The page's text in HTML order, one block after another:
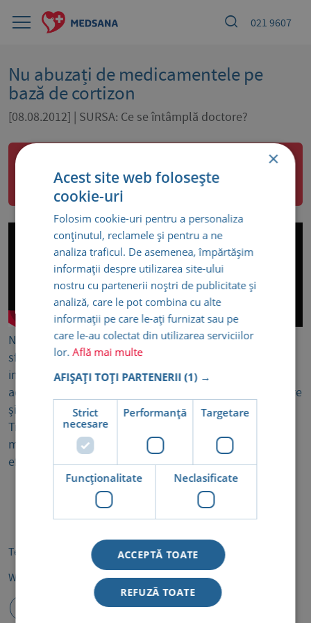
021 9607
Nu abuzați de medicamentele pe
bază de cortizon
[08.08.2012] | SURSA: Ce se întâmplă doctore?
Medicina de familie
Endocrinologie·Gastroenterologie·Obstetrica-
Ginecologie
Nu abuzați de medicamentele pe baza de cortizon va
sfătuiesc medicii, această pentru că scad drastic
imunitatea organismului. Dacă luați medicamente cu
acest conținut completați terapia cu imunostimulatoare
și o dietă echilibrată poate susține organismul.
Tratamentele cu conținut crescut de cortizon sunt cele
mai eficiente antiinflamatoare folosite în tratarea
efectelor alergiilor.
Termeni și condiții Politica de cookie
GDPR
Whistleblower
×
Acest site web folosește
cookie-uri
Folosim cookie-uri pentru a personaliza
conținutul, reclamele și pentru a ne
analiza traficul. De asemenea, împărtășim
informații despre utilizarea site-ului
nostru cu partenerii noștri de publicitate și
analiză, care le pot combina cu alte
informații pe care le-ați furnizat sau pe
care le-au colectat din utilizarea serviciilor
lor.Află mai multe
AFIȘAȚI TOȚI PARTENERII(1) →
Strict
necesare
Performanță Targetare
Funcţionalitate Neclasificate
ACCEPTĂ TOATE
REFUZĂ TOATE